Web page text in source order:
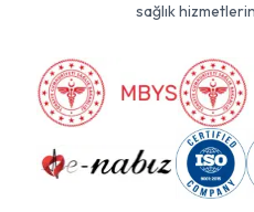
sağlık